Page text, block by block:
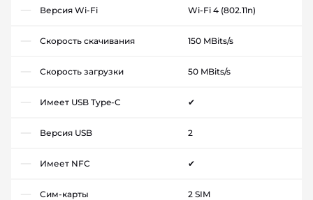
Версия Wi-Fi Wi-Fi 4 (802.11n)
Скорость скачивания 150 MBits/s
Скорость загрузки 50 MBits/s
Имеет USB Type-C ✔
Версия USB 2
Имеет NFC ✔
Сим-карты 2 SIM